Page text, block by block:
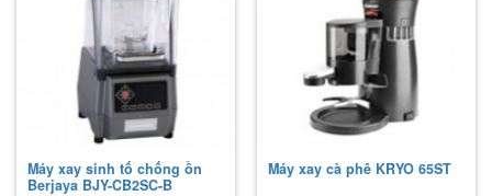
Máy xay sinh tố chống ồn
Berjaya BJY-CB2SC-B
Máy xay cà phê KRYO 65ST